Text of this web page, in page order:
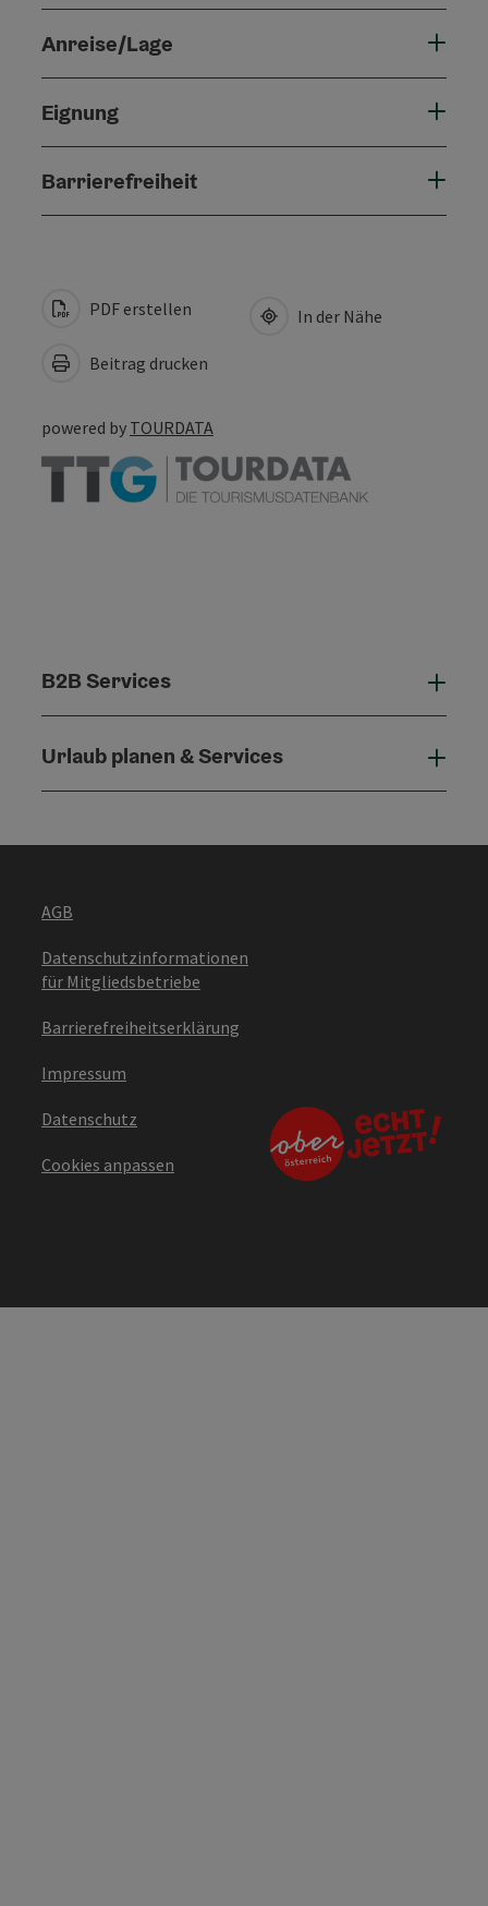
Anreise/Lage
Eignung
Barrierefreiheit
PDF erstellen
Beitrag drucken
In der Nähe
powered by TOURDATA
B2B Services
Urlaub planen & Services
AGB
Datenschutzinformationen
für Mitgliedsbetriebe
Barrierefreiheitserklärung
Impressum
Datenschutz
Cookies anpassen